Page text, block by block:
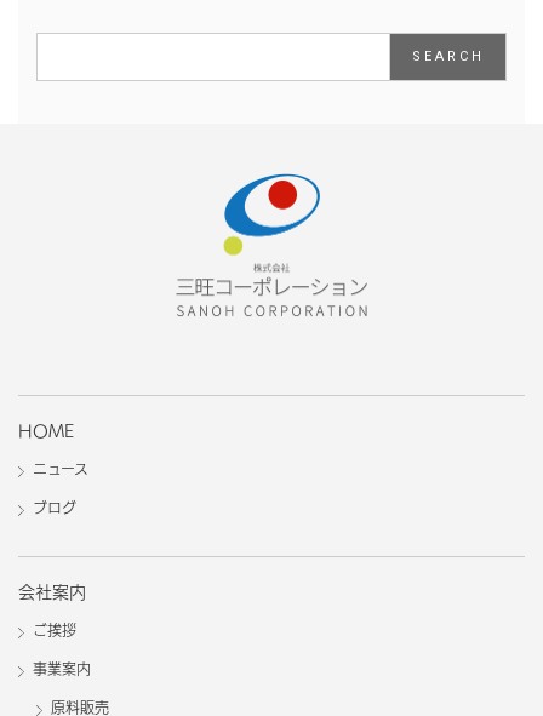
HOME
ニュース
ブログ
会社案内
ご挨拶
事業案内
原料販売